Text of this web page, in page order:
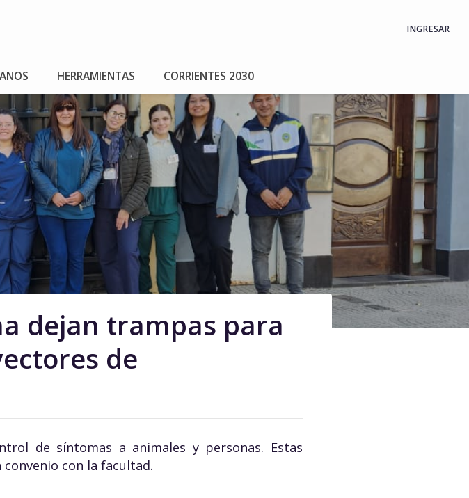
INGRESAR
HERRAMIENTAS CORRIENTES 2030
dejan trampas para
de
de síntomas a animales y personas. Estas
con la facultad.